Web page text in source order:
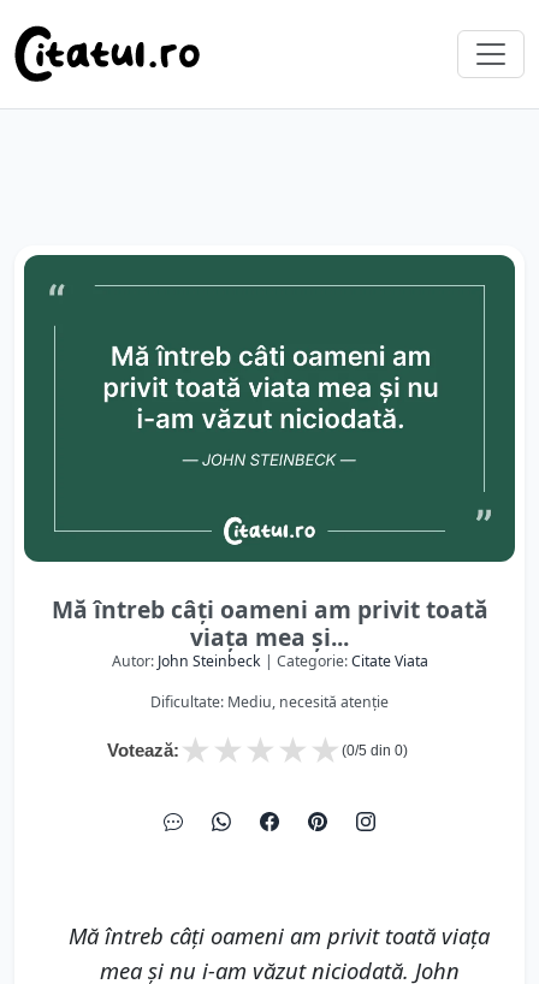
Mă întreb câți oameni am privit toată
viața mea și...
Autor: John Steinbeck| Categorie:Citate Viata
Dificultate: Mediu, necesită atenție
Votează: ★
★
★
★
★ (0/5 din 0)
Mă întreb câți oameni am privit toată viața
mea și nu i-am văzut niciodată. John